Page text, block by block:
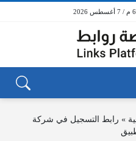
» رابط التسجيل في شركة